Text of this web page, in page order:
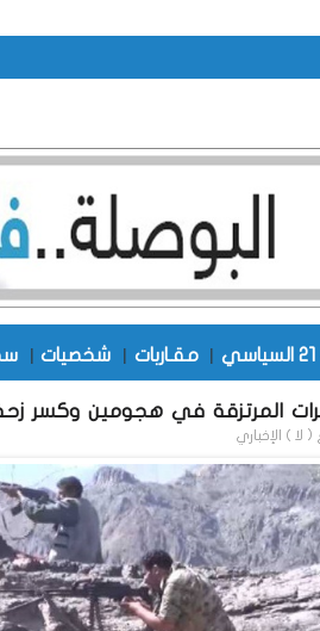
| مقـاربات | شخصيات |
المرتزقة في هجومين وكسر
لا ) الإخباري